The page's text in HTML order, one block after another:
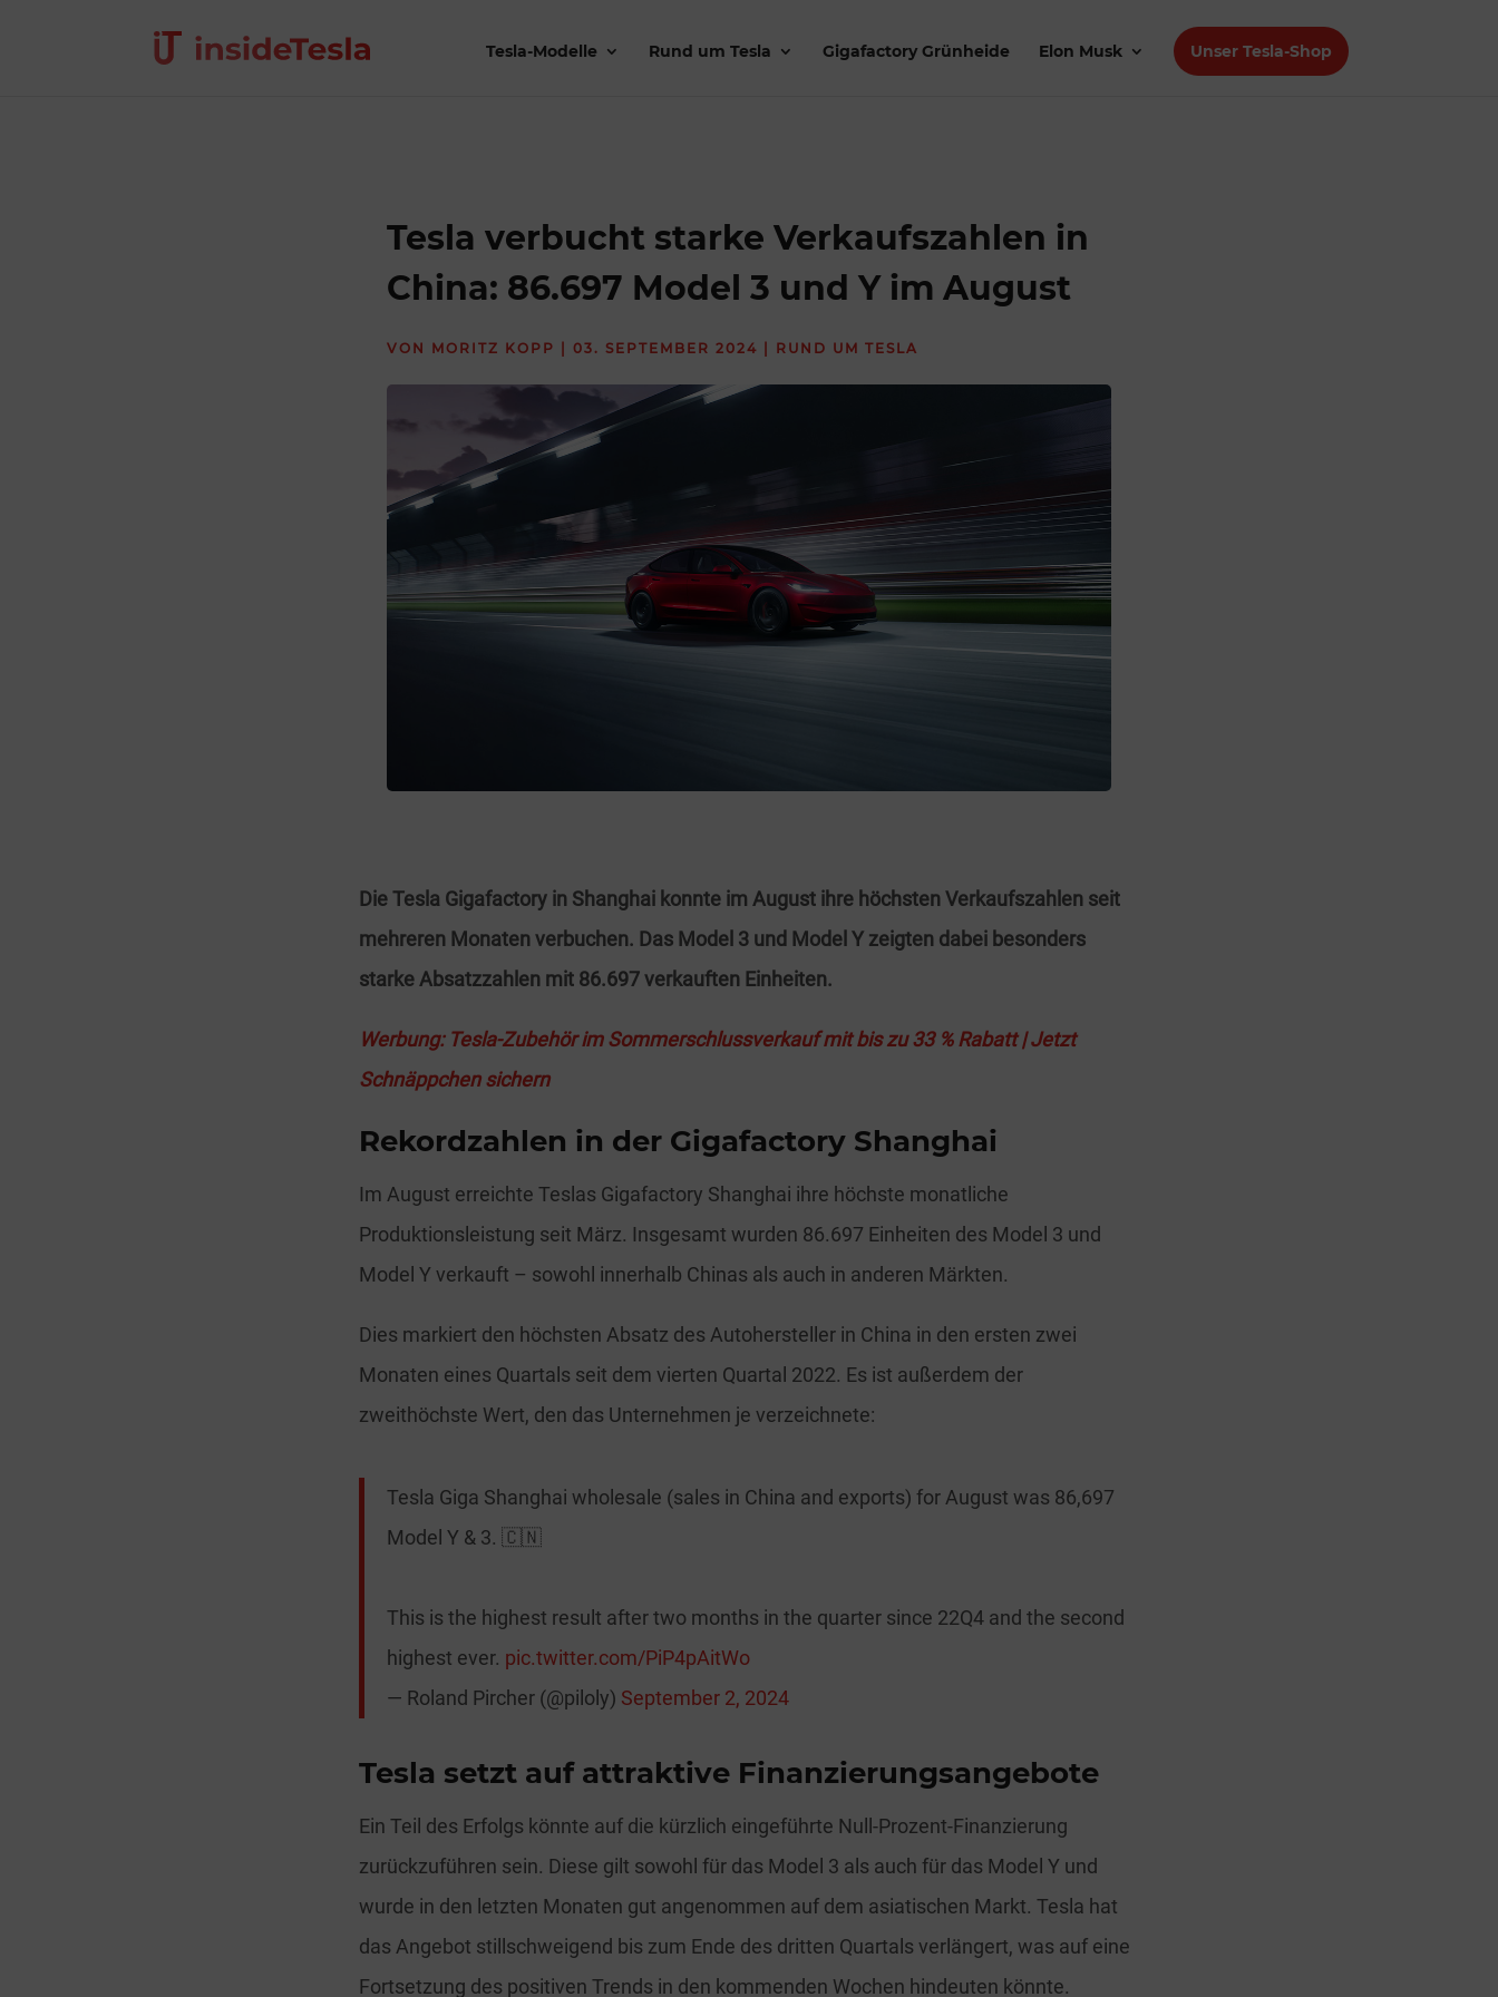
Tesla-Modelle Rund um Tesla Gigafactory Grünheide Elon Musk Unser Tesla-Shop
Tesla verbucht starke Verkaufszahlen in
China: 86.697 Model 3 und Y im August
VON MORITZ KOPP | 03. SEPTEMBER 2024 | RUND UM TESLA
Die Tesla Gigafactory in Shanghai konnte im August ihre höchsten Verkaufszahlen seit
mehreren Monaten verbuchen. Das Model 3 und Model Y zeigten dabei besonders
starke Absatzzahlen mit 86.697 verkauften Einheiten.
Werbung: Tesla-Zubehör im Sommerschlussverkauf mit bis zu 33 % Rabatt | Jetzt
Schnäppchen sichern
Rekordzahlen in der Gigafactory Shanghai
Im August erreichte Teslas Gigafactory Shanghai ihre höchste monatliche
Produktionsleistung seit März. Insgesamt wurden 86.697 Einheiten des Model 3 und
Model Y verkauft – sowohl innerhalb Chinas als auch in anderen Märkten.
Dies markiert den höchsten Absatz des Autohersteller in China in den ersten zwei
Monaten eines Quartals seit dem vierten Quartal 2022. Es ist außerdem der
zweithöchste Wert, den das Unternehmen je verzeichnete:
Tesla Giga Shanghai wholesale (sales in China and exports) for August was 86,697
Model Y & 3. 🇨🇳
This is the highest result after two months in the quarter since 22Q4 and the second
highest ever. pic.twitter.com/PiP4pAitWo
— Roland Pircher (@piloly) September 2, 2024
Tesla setzt auf attraktive Finanzierungsangebote
Ein Teil des Erfolgs könnte auf die kürzlich eingeführte Null-Prozent-Finanzierung
zurückzuführen sein. Diese gilt sowohl für das Model 3 als auch für das Model Y und
wurde in den letzten Monaten gut angenommen auf dem asiatischen Markt. Tesla hat
das Angebot stillschweigend bis zum Ende des dritten Quartals verlängert, was auf eine
Fortsetzung des positiven Trends in den kommenden Wochen hindeuten könnte.